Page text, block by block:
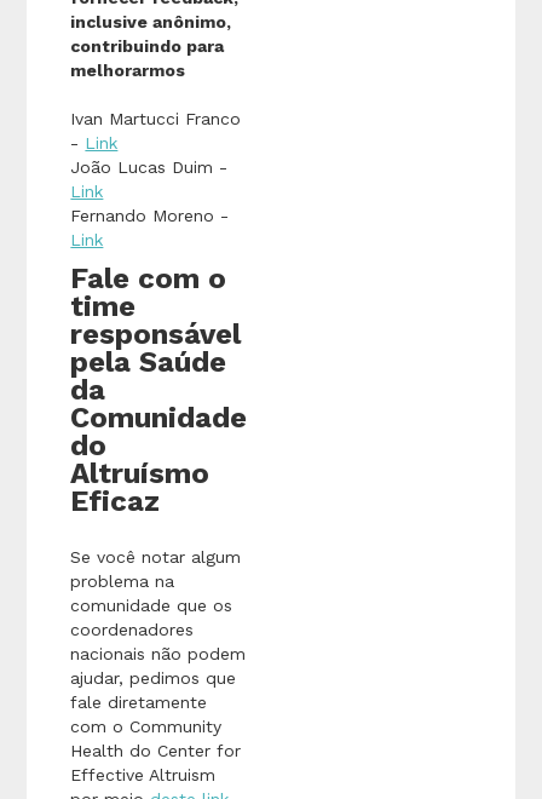
inclusive anônimo,
contribuindo para
melhorarmos
Ivan Martucci Franco
- Link
João Lucas Duim -
Link
Fernando Moreno -
Link
Fale com o
time
responsável
pela Saúde
da
Comunidade
do
Altruísmo
Eficaz
Se você notar algum
problema na
comunidade que os
coordenadores
nacionais não podem
ajudar, pedimos que
fale diretamente
com o Community
Health do Center for
Effective Altruism